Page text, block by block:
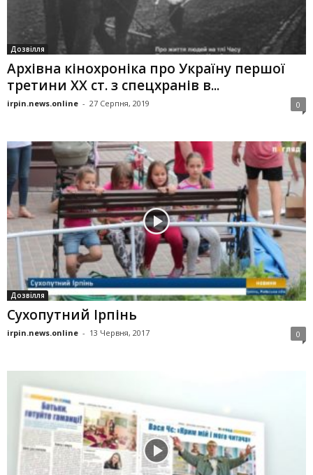
Дозвілля
Архівна кінохроніка про Україну першої
третини ХХ ст. з спецхранів в...
irpin.news.online - 27 Серпня, 2019 0
Дозвілля
Сухопутний Ірпінь
irpin.news.online - 13 Червня, 2017 0